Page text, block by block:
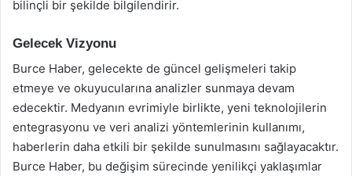
bilinçli bir şekilde bilgilendirir.
Gelecek Vizyonu
Burce Haber, gelecekte de güncel gelişmeleri takip
etmeye ve okuyucularına analizler sunmaya devam
edecektir. Medyanın evrimiyle birlikte, yeni teknolojilerin
entegrasyonu ve veri analizi yöntemlerinin kullanımı,
haberlerin daha etkili bir şekilde sunulmasını sağlayacaktır.
Burce Haber, bu değişim sürecinde yenilikçi yaklaşımlar